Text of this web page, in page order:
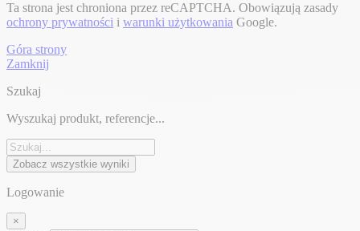
Ta strona jest chroniona przez reCAPTCHA. Obowiązują zasady
ochrony prywatności i warunki użytkowania Google.
Góra strony
Zamknij
Szukaj
Wyszukaj produkt, referencje...
Zobacz wszystkie wyniki
Logowanie
×